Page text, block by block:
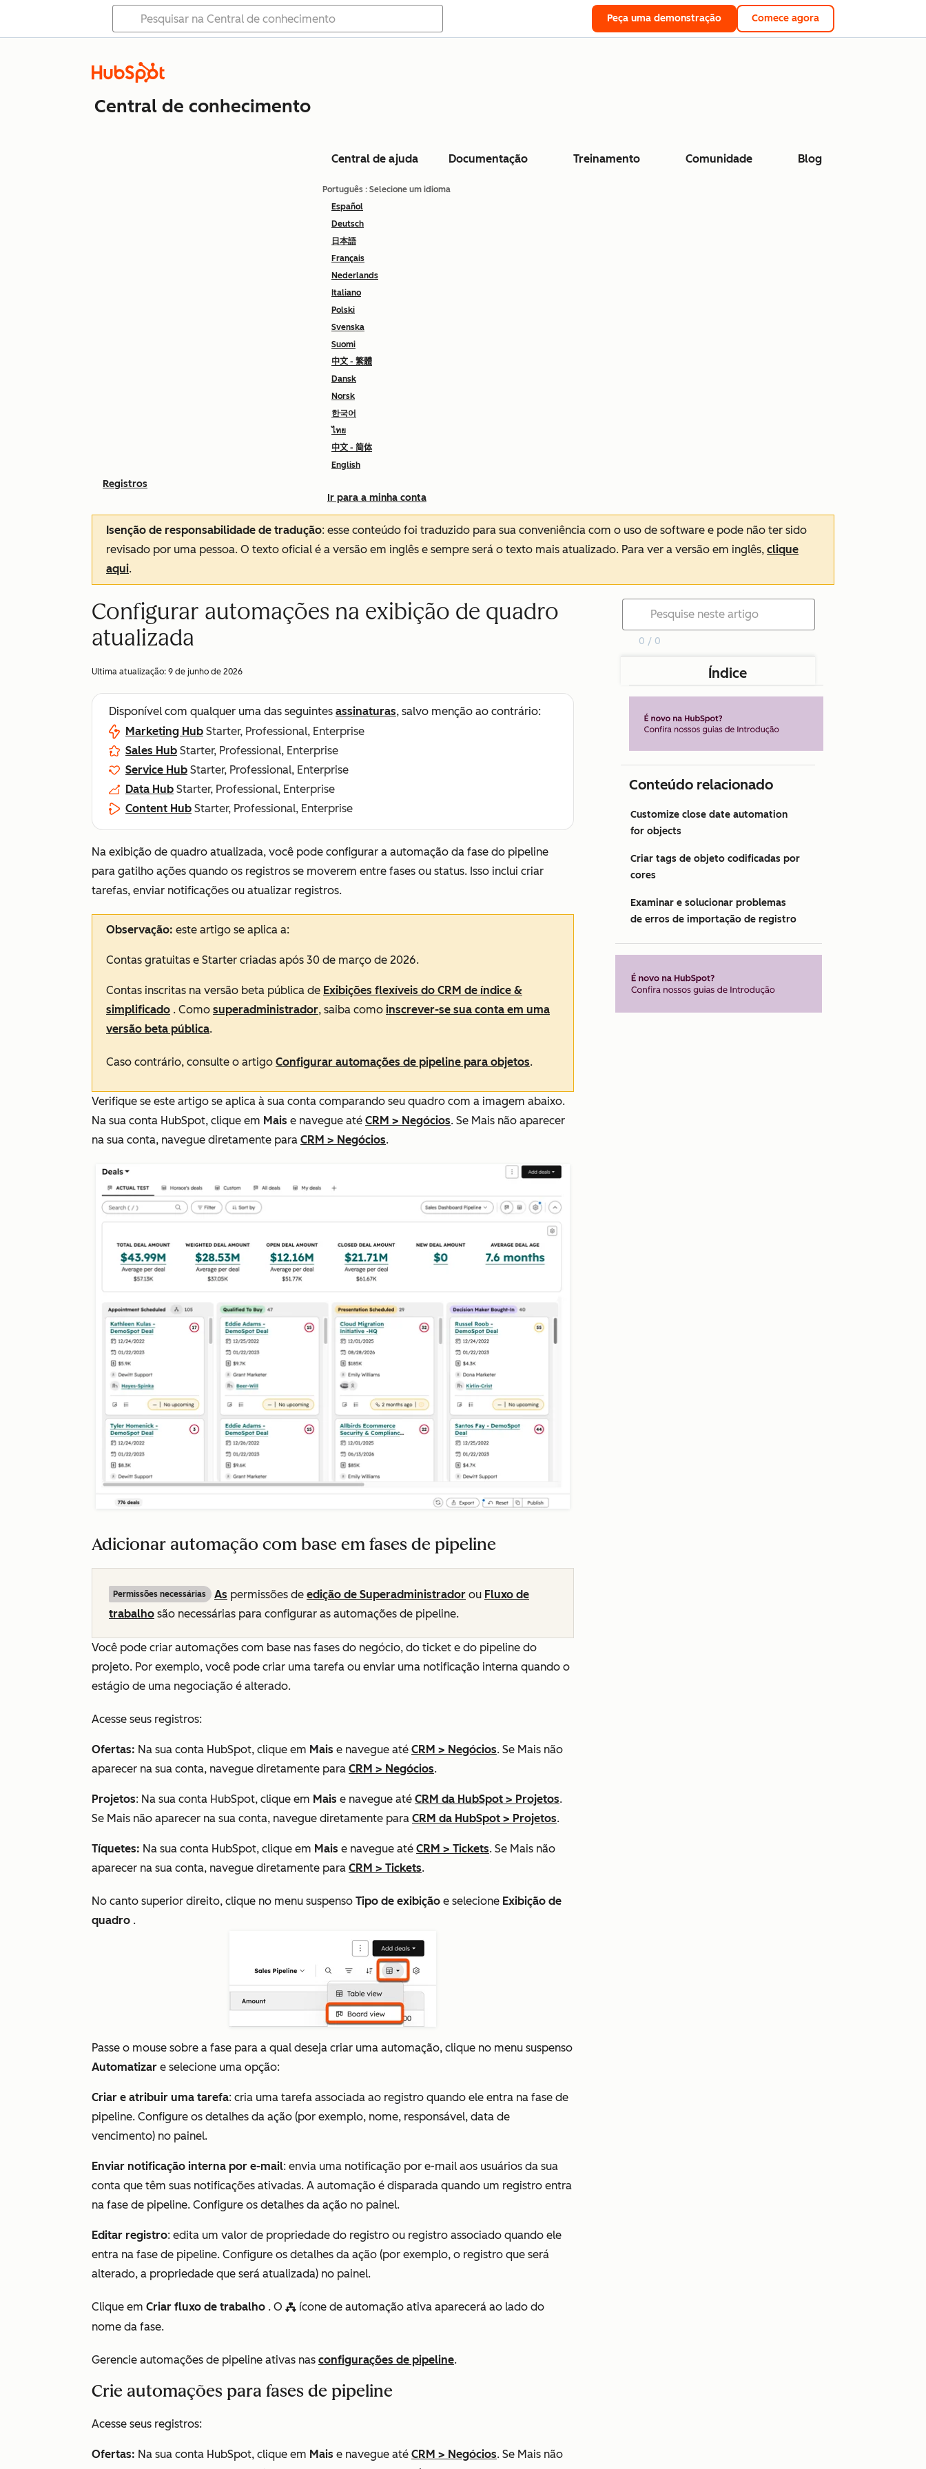
Peça uma demonstração Comece agora
Central de conhecimento
Central de ajuda Documentação Treinamento Comunidade Blog
Português : Selecione um idioma
Español
Deutsch
日本語
Français
Nederlands
Italiano
Polski
Svenska
Suomi
中文 - 繁體
Dansk
Norsk
한국어
ไทย
中文 - 简体
English
Ir para a minha conta
Registros
Isenção de responsabilidade de tradução: esse conteúdo foi traduzido para sua conveniência com o uso de software e pode não ter sido
revisado por uma pessoa. O texto oficial é a versão em inglês e sempre será o texto mais atualizado. Para ver a versão em inglês, clique
aqui.
Configurar automações na exibição de quadro
atualizada
Ultima atualização: 9 de junho de 2026
Disponível com qualquer uma das seguintes assinaturas, salvo menção ao contrário:
Marketing Hub Starter, Professional, Enterprise
Sales Hub Starter, Professional, Enterprise
Service Hub Starter, Professional, Enterprise
Data Hub Starter, Professional, Enterprise
Content Hub Starter, Professional, Enterprise
Na exibição de quadro atualizada, você pode configurar a automação da fase do pipeline
para gatilho ações quando os registros se moverem entre fases ou status. Isso inclui criar
tarefas, enviar notificações ou atualizar registros.
Observação: este artigo se aplica a:
Contas gratuitas e Starter criadas após 30 de março de 2026.
Contas inscritas na versão beta pública de Exibições flexíveis do CRM de índice &
simplificado . Como superadministrador, saiba como inscrever-se sua conta em uma
versão beta pública.
Caso contrário, consulte o artigo Configurar automações de pipeline para objetos.
Verifique se este artigo se aplica à sua conta comparando seu quadro com a imagem abaixo.
Na sua conta HubSpot, clique em Mais e navegue até CRM > Negócios. Se Mais não aparecer
na sua conta, navegue diretamente para CRM > Negócios.
Adicionar automação com base em fases de pipeline
Permissões necessárias As permissões de edição de Superadministrador ou Fluxo de
trabalho são necessárias para configurar as automações de pipeline.
Você pode criar automações com base nas fases do negócio, do ticket e do pipeline do
projeto. Por exemplo, você pode criar uma tarefa ou enviar uma notificação interna quando o
estágio de uma negociação é alterado.
Acesse seus registros:
Ofertas: Na sua conta HubSpot, clique em Mais e navegue até CRM > Negócios. Se Mais não
aparecer na sua conta, navegue diretamente para CRM > Negócios.
Projetos: Na sua conta HubSpot, clique em Mais e navegue até CRM da HubSpot > Projetos.
Se Mais não aparecer na sua conta, navegue diretamente para CRM da HubSpot > Projetos.
Tíquetes: Na sua conta HubSpot, clique em Mais e navegue até CRM > Tickets. Se Mais não
aparecer na sua conta, navegue diretamente para CRM > Tickets.
No canto superior direito, clique no menu suspenso Tipo de exibição e selecione Exibição de
quadro .
Passe o mouse sobre a fase para a qual deseja criar uma automação, clique no menu suspenso
Automatizar e selecione uma opção:
Criar e atribuir uma tarefa: cria uma tarefa associada ao registro quando ele entra na fase de
pipeline. Configure os detalhes da ação (por exemplo, nome, responsável, data de
vencimento) no painel.
Enviar notificação interna por e-mail: envia uma notificação por e-mail aos usuários da sua
conta que têm suas notificações ativadas. A automação é disparada quando um registro entra
na fase de pipeline. Configure os detalhes da ação no painel.
Editar registro: edita um valor de propriedade do registro ou registro associado quando ele
entra na fase de pipeline. Configure os detalhes da ação (por exemplo, o registro que será
alterado, a propriedade que será atualizada) no painel.
Clique em Criar fluxo de trabalho . O workflowsIcon ícone de automação ativa aparecerá ao lado do
nome da fase.
Gerencie automações de pipeline ativas nas configurações de pipeline.
Crie automações para fases de pipeline
Acesse seus registros:
Ofertas: Na sua conta HubSpot, clique em Mais e navegue até CRM > Negócios. Se Mais não
0 / 0
Índice
Conteúdo relacionado
Customize close date automation
for objects
Criar tags de objeto codificadas por
cores
Examinar e solucionar problemas
de erros de importação de registro